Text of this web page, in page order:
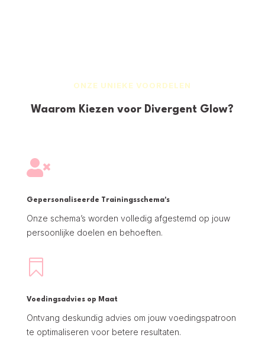
ONZE UNIEKE VOORDELEN
Waarom Kiezen voor Divergent Glow?

Gepersonaliseerde Trainingsschema's
Onze schema’s worden volledig afgestemd op jouw
persoonlijke doelen en behoeften.

Voedingsadvies op Maat
Ontvang deskundig advies om jouw voedingspatroon
te optimaliseren voor betere resultaten.